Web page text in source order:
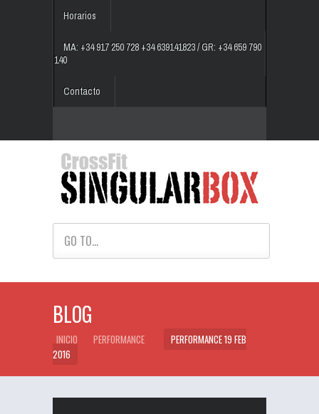
Horarios
MA: +34 917 250 728 +34 639141823 / GR: +34 659 790
140
Contacto
GO TO...
BLOG
INICIO PERFORMANCE
PERFORMANCE 19 FEB
2016